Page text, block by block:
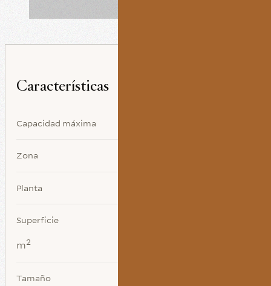
Características
Capacidad máxima
Zona
Planta
Superficie
m2
Tamaño